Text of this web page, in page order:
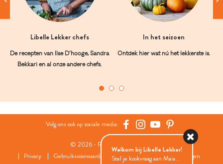
Libelle Lekker chefs
De recepten van Ilse D’hooge, Sandra
Bekkari en al onze andere chefs.
In het seizoen
Ontdek hier wat nú het lekkerste is.
Volg ons ook op sociale media:
© 2026 - Roularta Media Group
Privacy
Gebruiksvoorwaarden Cookies Cookies instellingen
Welkom bij Libelle Lekker!
Stel je kookvraag aan Maia...